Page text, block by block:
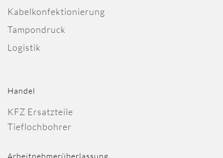
Kabelkonfektionierung
Tampondruck
Logistik
Handel
KFZ Ersatzteile
Tieflochbohrer